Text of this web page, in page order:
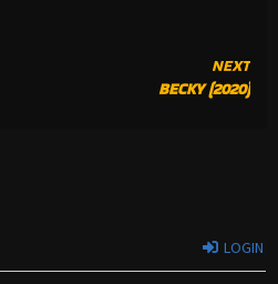
NEXT
BECKY (2020)
LOGIN